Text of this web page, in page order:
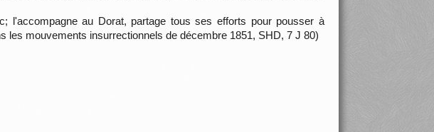
l'accompagne au Dorat, partage tous ses efforts pour pousser à
les mouvements insurrectionnels de décembre 1851, SHD, 7 J 80)